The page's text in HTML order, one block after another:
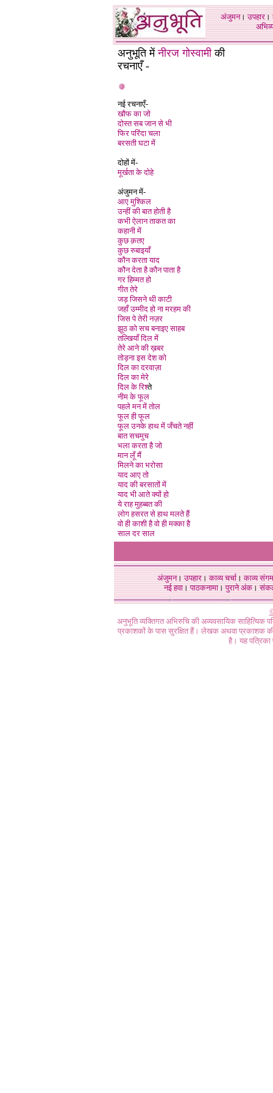
अंजुमन।उपहार।
अनुभूति मेंनीरज गोस्वामीकी
रचनाएँ -
नई रचनाएँ-
खौफ का जो
दोस्त सब जान से भी
फिर परिंदा चला
बरसती घटा में
दोहों में-
मूर्खता के दोहे
अंजुमन में-
आए मुश्किल
उन्हीं की बात होती है
कभी ऐलान ताकत का
कहानी में
कुछ क़तए
कुछ रुबाइयाँ
कौन करता याद
कौन देता है कौन पाता है
गर हिम्मत हो
गीत तेरे
जड़ जिसने थी काटी
जहाँ उम्मीद हो ना मरहम की
जिस पे तेरी नज़र
झूठ को सच बनाइए साहब
तल्खियाँ दिल मे
तेरे आने की ख़बर
तोड़ना इस देश को
दिल का दरवाज़ा
दिल का मेरे
दिल के रिश्ते
नीम के फूल
पहले मन में तोल
फूल ही फूल
फूल उनके हाथ में जँचते नही
बात सचमुच
भला करता है जो
मान लूँ मै
मिलने का भरोसा
याद आए तो
याद की बरसातों में
याद भी आते क्यों हो
ये राह मुहब्बत की
लोग हसरत से हाथ मलते हैं
वो ही काशी है वो ही मक्का है
साल दर साल
अंजुमन।उपहार।काव्य चर्चा।काव्य संगम
नई हवा। पाठकनामा। पुराने अंक।
अनुभूति व्यक्तिगत अभिरुचि की अव्यवसायिक
प्रकाशकों के पास सुरक्षित हैं। लेखक अथवा प्रकाशक की
है। यह पत्रिका